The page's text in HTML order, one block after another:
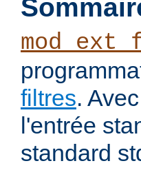
filtres.
l'entrée
standard